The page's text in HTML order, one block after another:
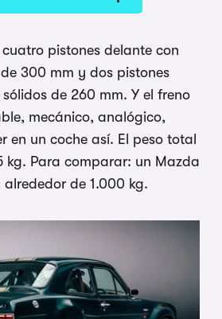
cuatro pistones delante con
300 mm y dos pistones
de 260 mm. Y el freno
mecánico, analógico,
en un coche así. El peso total
kg. Para comparar: un Mazda
de 1.000 kg.